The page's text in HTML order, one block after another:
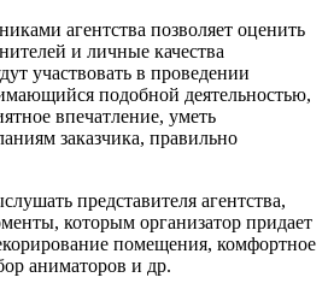
агентства позволяет оценить
и личные качества
участвовать в проведении
подобной деятельностью,
впечатление, уметь
заказчика, правильно
представителя агентства,
которым организатор придает
помещения, комфортное
аниматоров и др.